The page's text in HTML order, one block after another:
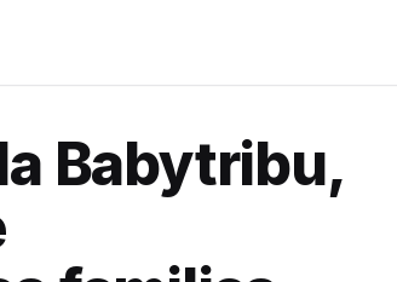
Babytribu,